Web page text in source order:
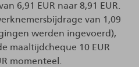
6,91 EUR naar 8,91 EUR.
van 1,09
werden ingevoerd),
maaltijdcheque 10 EUR
momenteel.